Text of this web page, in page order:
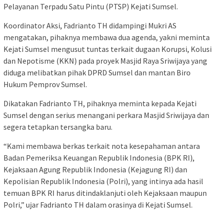
Pelayanan Terpadu Satu Pintu (PTSP) Kejati Sumsel.
Koordinator Aksi, Fadrianto TH didampingi Mukri AS
mengatakan, pihaknya membawa dua agenda, yakni meminta
Kejati Sumsel mengusut tuntas terkait dugaan Korupsi, Kolusi
dan Nepotisme (KKN) pada proyek Masjid Raya Sriwijaya yang
diduga melibatkan pihak DPRD Sumsel dan mantan Biro
Hukum Pemprov Sumsel.
Dikatakan Fadrianto TH, pihaknya meminta kepada Kejati
Sumsel dengan serius menangani perkara Masjid Sriwijaya dan
segera tetapkan tersangka baru.
“Kami membawa berkas terkait nota kesepahaman antara
Badan Pemeriksa Keuangan Republik Indonesia (BPK RI),
Kejaksaan Agung Republik Indonesia (Kejagung RI) dan
Kepolisian Republik Indonesia (Polri), yang intinya ada hasil
temuan BPK RI harus ditindaklanjuti oleh Kejaksaan maupun
Polri,” ujar Fadrianto TH dalam orasinya di Kejati Sumsel.